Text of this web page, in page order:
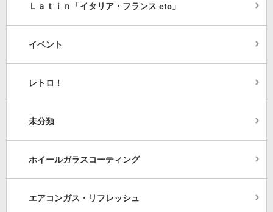
Ｌａｔｉｎ「イタリア・フランス etc」
イベント
レトロ！
未分類
ホイールガラスコーティング
エアコンガス・リフレッシュ